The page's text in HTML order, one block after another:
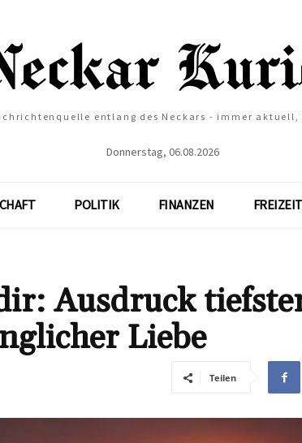
entlang des Neckars - immer aktuell,
Donnerstag, 06.08.2026
POLITIK FINANZEN FREIZEIT
Ausdruck
Liebe
Teilen